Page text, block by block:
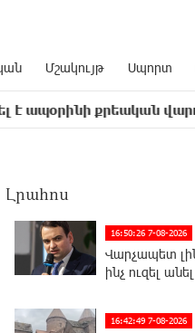
Մշակույթ Սպորտ
քրեական վարույթ,
Լրահոս
16:50:26 7-08-2026
Վարչապետ
ինչ ուզել անել
16:42:49 7-08-2026